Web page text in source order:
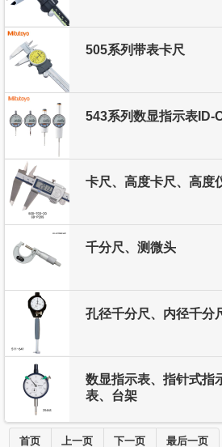
505系列带表卡尺
543系列数显指示表ID-
卡尺、高度卡尺、高度
千分尺、测微头
孔径千分尺、内径千分
数显指示表、指针式指
表、台架
首页 上一页 下一页 最后一页